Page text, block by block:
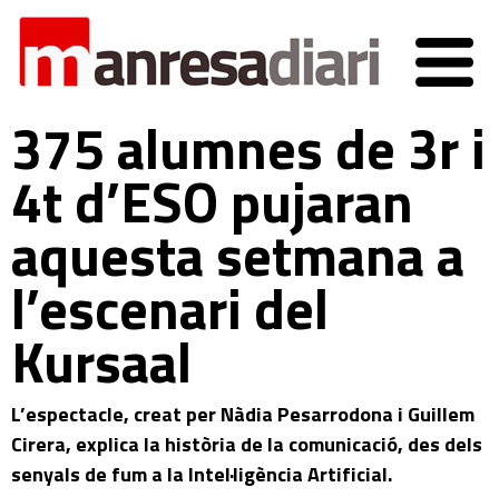
375 alumnes de 3r i
4t d’ESO pujaran
aquesta setmana a
l’escenari del
Kursaal
L’espectacle, creat per Nàdia Pesarrodona i Guillem
Cirera, explica la història de la comunicació, des dels
senyals de fum a la Intel·ligència Artificial.